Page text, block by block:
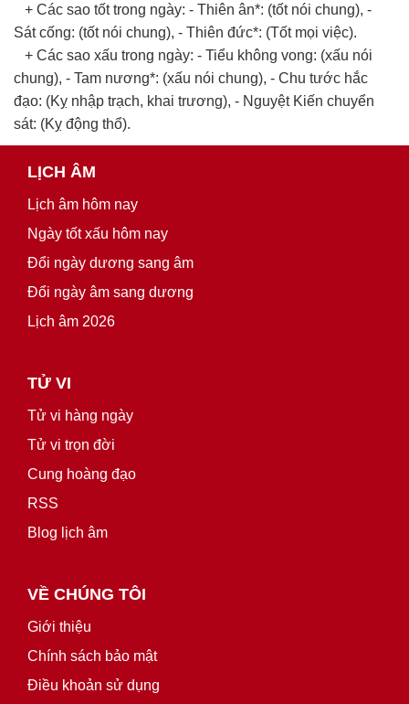
+ Các sao tốt trong ngày: - Thiên ân*: (tốt nói chung), -
Sát cống: (tốt nói chung), - Thiên đức*: (Tốt mọi việc).
+ Các sao xấu trong ngày: - Tiểu không vong: (xấu nói
chung), - Tam nương*: (xấu nói chung), - Chu tước hắc
đạo: (Kỵ nhập trạch, khai trương), - Nguyệt Kiến chuyển
sát: (Kỵ động thổ).
LỊCH ÂM
Lịch âm hôm nay
Ngày tốt xấu hôm nay
Đổi ngày dương sang âm
Đổi ngày âm sang dương
Lịch âm 2026
TỬ VI
Tử vi hàng ngày
Tử vi trọn đời
Cung hoàng đạo
RSS
Blog lịch âm
VỀ CHÚNG TÔI
Giới thiệu
Chính sách bảo mật
Điều khoản sử dụng